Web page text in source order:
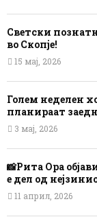
Светски
во Скопје!
15 мај, 2026
Голем неделен
планираат
3 мај, 2026
📸Рита Ора
е дел од
11 април, 2026